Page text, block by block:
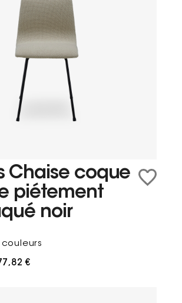
Chaise coque
piétement
noir
couleurs
€